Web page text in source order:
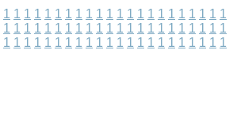
1 1 1 1 1 1 1 1 1 1 1 1 1 1 1 1 1 1 1 1 1 1
1 1 1 1 1 1 1 1 1 1 1 1 1 1 1 1 1 1 1 1 1 1
1 1 1 1 1 1 1 1 1 1 1 1 1 1 1 1 1 1 1 1 1 1